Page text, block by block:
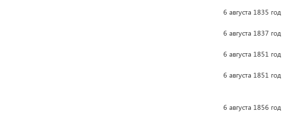
6 августа 1835 год
6 августа 1837 год
6 августа 1851 год
6 августа 1851 год
6 августа 1856 год